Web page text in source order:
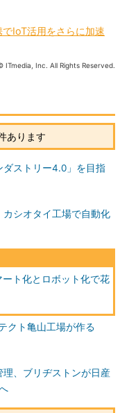
IoT活用をさらに加速
ITmedia, Inc. All Rights Reserved.
あります
ダストリー4.0」を目指
シオタイ工場で自動化
ート化とロボット化で花
クト亀山工場が作る
、ブリヂストンが日産